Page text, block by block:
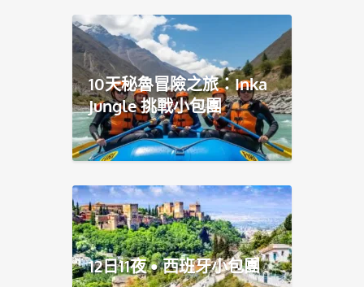
10天秘魯冒險之旅：Inka
Jungle 挑戰小包團
12日11夜 • 西班牙小包團